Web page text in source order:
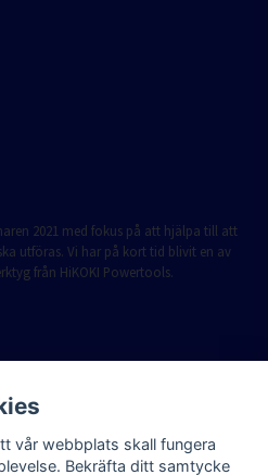
2021 med fokus på att hjälpa till att
utföras. Vi har på kort tid blivit en av
från HiKOKI Powertools.
vår webbplats skall fungera
Bekräfta ditt samtycke